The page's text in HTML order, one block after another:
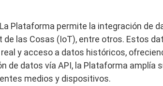
La Plataforma permite la integración de
las Cosas (IoT), entre otros. Estos
y acceso a datos históricos,
de datos vía API, la Plataforma amplía
medios y dispositivos.